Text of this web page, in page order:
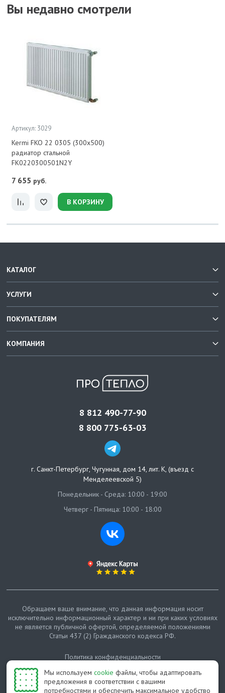
Вы недавно смотрели
Артикул: 3029
Kermi FKO 22 0305 (300x500)
радиатор стальной
FK0220300501N2Y
7 655 руб.
В КОРЗИНУ
Мы используем cookie файлы, чтобы адаптировать
предложения в соответствии с вашими
потребностями и обеспечить максимальное удобство
КАТАЛОГ
УСЛУГИ
ПОКУПАТЕЛЯМ
КОМПАНИЯ
8 812 490-77-90
8 800 775-63-03
г. Санкт-Петербург, Чугунная, дом 14, лит. К, (въезд с
Менделеевской 5)
Понедельник - Среда: 10:00 - 19:00
Четверг - Пятница: 10:00 - 18:00
Обращаем ваше внимание, что данная информация носит
исключительно информационный характер и ни при каких условиях
не является публичной офертой, определяемой положениями
Статьи 437 (2) Гражданского кодекса РФ.
Политика конфиденциальности
Карта сайта